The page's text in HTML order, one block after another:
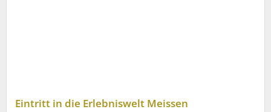
Eintritt in die Erlebniswelt Meissen